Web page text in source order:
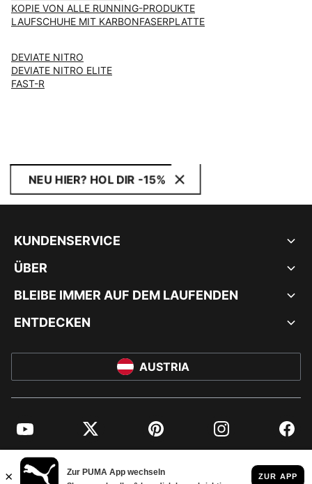
KOPIE VON ALLE RUNNING-PRODUKTE
LAUFSCHUHE MIT KARBONFASERPLATTE
DEVIATE NITRO
DEVIATE NITRO ELITE
FAST-R
NEU HIER? HOL DIR -15%
KUNDENSERVICE
ÜBER
BLEIBE IMMER AUF DEM LAUFENDEN
ENTDECKEN
AUSTRIA
YouTube Twitter Pinterest Instagram
© PUMA EUROPE GMBH, 2026. ALLE RECHTE VORBEHALTEN
IMPRESSUM UND RECHTLICHE HINWEISE